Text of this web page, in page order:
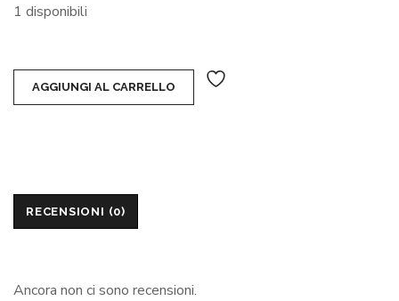
1 disponibili
AGGIUNGI AL CARRELLO
RECENSIONI (0)
Ancora non ci sono recensioni.